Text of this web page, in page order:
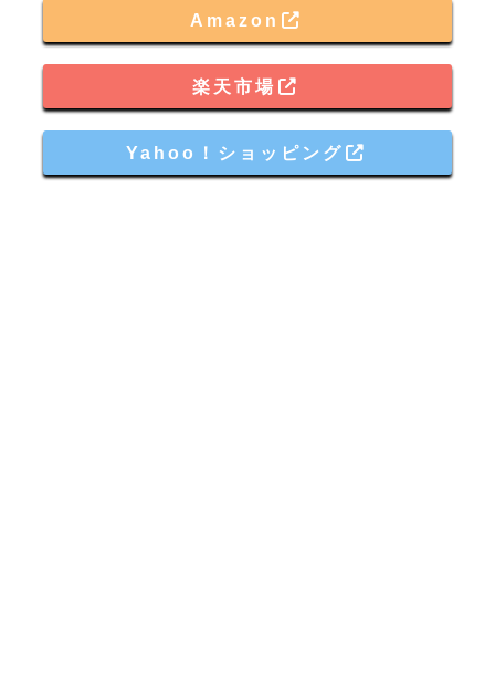
Amazon
楽天市場
Yahoo！ショッピング